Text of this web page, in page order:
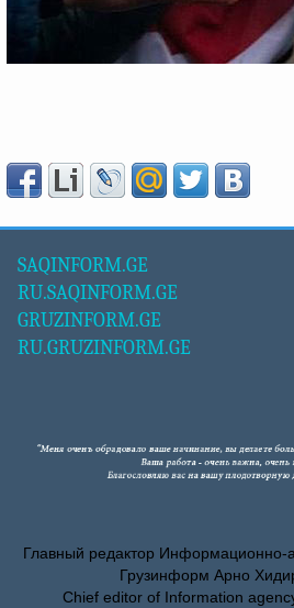
SAQINFORM.GE
RU.SAQINFORM.GE
GRUZINFORM.GE
RU.GRUZINFORM.GE
Главный редактор Информационно-
Грузинформ Арно
Chief editor of Information